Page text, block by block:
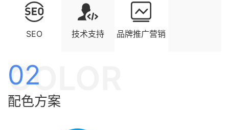
SEO 技术支持 品牌推广营销
02
COLOR
配色方案